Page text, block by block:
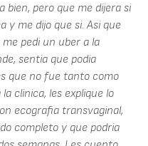
bien, pero que me dijera si
y me dijo que si. Asi que
pedi un uber a la
sentia que podia
que no fue tanto como
clinica, les explique lo
ecografia transvaginal,
completo y que podria